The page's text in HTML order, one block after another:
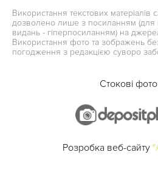
Використання текстових матеріалів
дозволено лише з посиланням (для
видань - гіперпосиланням) на
Використання фото та зображень
погодження з редакцією суворо
Стокові фото
Розробка веб-сайту